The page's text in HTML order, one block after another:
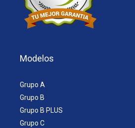
Modelos
Grupo A
Grupo B
Grupo B PLUS
Grupo C